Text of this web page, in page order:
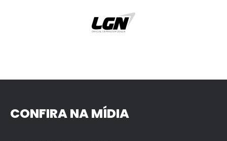
CONFIRA NA MÍDIA